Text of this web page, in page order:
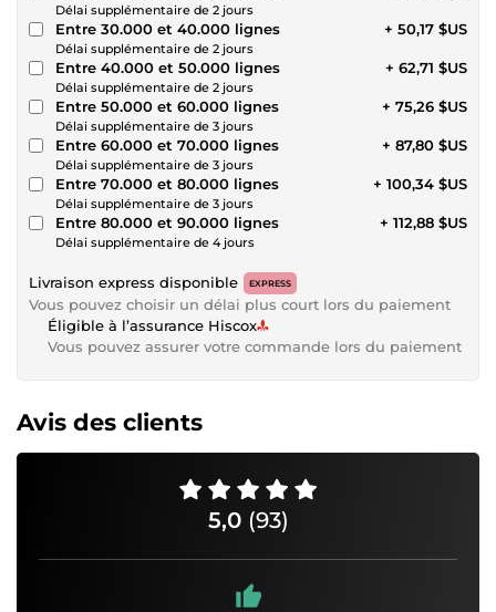
Délai supplémentaire de 2 jours
Entre 30.000 et 40.000 lignes
Délai supplémentaire de 2 jours
+ 50,17 $US
Entre 40.000 et 50.000 lignes
Délai supplémentaire de 2 jours
+ 62,71 $US
Entre 50.000 et 60.000 lignes
Délai supplémentaire de 3 jours
+ 75,26 $US
Entre 60.000 et 70.000 lignes
Délai supplémentaire de 3 jours
+ 87,80 $US
Entre 70.000 et 80.000 lignes
Délai supplémentaire de 3 jours
+ 100,34 $US
Entre 80.000 et 90.000 lignes
Délai supplémentaire de 4 jours
+ 112,88 $US
Livraison express disponible EXPRESS
Vous pouvez choisir un délai plus court lors du paiement
Éligible à l’assurance Hiscox
Vous pouvez assurer votre commande lors du paiement
Avis des clients
5,0 (93)